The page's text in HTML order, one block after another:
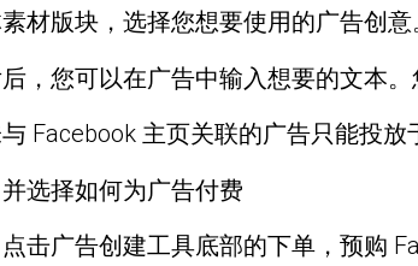
材版块，选择您想要使用的广告创意
，您可以在广告中输入想要的文本
Facebook 主页关联的广告只能投放
选择如何为广告付费
击广告创建工具底部的下单，预购